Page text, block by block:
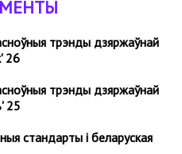
трэнды дзяржаўнай
26
трэнды дзяржаўнай
25
стандарты і беларуская